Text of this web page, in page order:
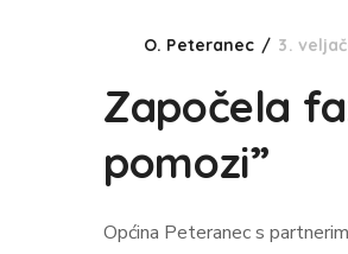
O. Peteranec 3.
Započela
pomozi”
Općina Peteranec s